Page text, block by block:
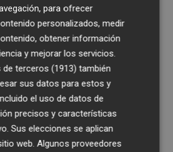
pero cuando estoy fuera
disfruto de mi vida y
Carlos Alcaraz es un
un mensaje que resulta
murciano quiere ser mejor
Federer y Novak
ser el mejor de la historia,
para ofrecer
personalizados, medir
obtener información
y mejorar los servicios.
de terceros (1913) también
sus datos para estos y
el uso de datos de
precisos y características
Sus elecciones se aplican
web. Algunos proveedores